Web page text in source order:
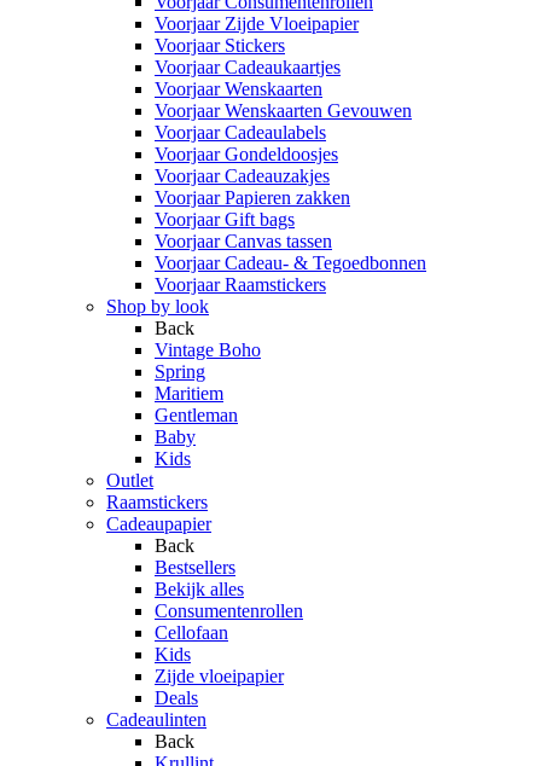
Voorjaar Zijde Vloeipapier
Voorjaar Stickers
Voorjaar Cadeaukaartjes
Voorjaar Wenskaarten
Voorjaar Wenskaarten Gevouwen
Voorjaar Cadeaulabels
Voorjaar Gondeldoosjes
Voorjaar Cadeauzakjes
Voorjaar Papieren zakken
Voorjaar Gift bags
Voorjaar Canvas tassen
Voorjaar Cadeau- & Tegoedbonnen
Voorjaar Raamstickers
Shop by look
Back
Vintage Boho
Spring
Maritiem
Gentleman
Baby
Kids
Outlet
Raamstickers
Cadeaupapier
Back
Bestsellers
Bekijk alles
Consumentenrollen
Cellofaan
Kids
Zijde vloeipapier
Deals
Cadeaulinten
Back